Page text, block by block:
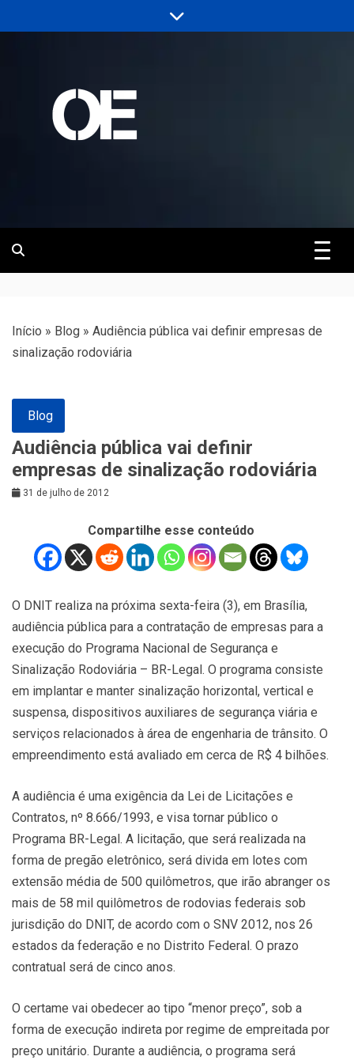
to
Revista | O
Empreiteiro
Início » Blog » Audiência pública vai definir empresas de
sinalização rodoviária
Blog
Audiência pública vai definir
empresas de sinalização rodoviária
31 de julho de 2012
Compartilhe esse conteúdo
O DNIT realiza na próxima sexta-feira (3), em Brasília,
audiência pública para a contratação de empresas para a
execução do Programa Nacional de Segurança e
Sinalização Rodoviária – BR-Legal. O programa consiste
em implantar e manter sinalização horizontal, vertical e
suspensa, dispositivos auxiliares de segurança viária e
serviços relacionados à área de engenharia de trânsito. O
empreendimento está avaliado em cerca de R$ 4 bilhões.
A audiência é uma exigência da Lei de Licitações e
Contratos, nº 8.666/1993, e visa tornar público o
Programa BR-Legal. A licitação, que será realizada na
forma de pregão eletrônico, será divida em lotes com
extensão média de 500 quilômetros, que irão abranger os
mais de 58 mil quilômetros de rodovias federais sob
jurisdição do DNIT, de acordo com o SNV 2012, nos 26
estados da federação e no Distrito Federal. O prazo
contratual será de cinco anos.
O certame vai obedecer ao tipo “menor preço”, sob a
forma de execução indireta por regime de empreitada por
preço unitário. Durante a audiência, o programa será